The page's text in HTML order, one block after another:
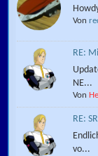
Von
RE:
NE...
Von
RE:
vo...